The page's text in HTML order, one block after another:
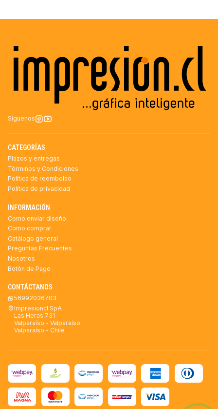
Síguenos
CATEGORÍAS
Plazos y entregas
Términos y Condiciones
Politica de reembolso
Política de privacidad
INFORMACIÓN
Como enviar diseño
Como comprar
Catálogo general
Preguntas Frecuentes
Nosotros
Botón de Pago
CONTÁCTANOS
56992036703
Impresioncl SpA
Las Heras 731
Valparaíso - Valparaíso
Valparaíso - Chile